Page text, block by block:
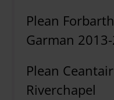
Plean
Garman
Plean
Riverchapel